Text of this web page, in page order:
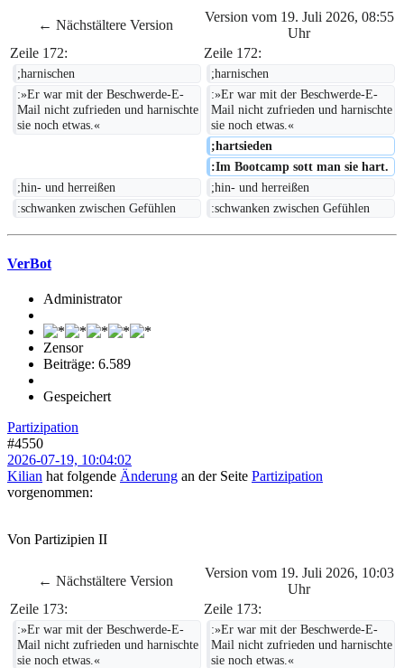
← Nächstältere Version
Version vom 19. Juli 2026, 08:55
Uhr
Zeile 172:
Zeile 172:
;harnischen
;harnischen
:»Er war mit der Beschwerde-E-
Mail nicht zufrieden und harnischte
sie noch etwas.«
:»Er war mit der Beschwerde-E-
Mail nicht zufrieden und harnischte
sie noch etwas.«
;hartsieden
:Im Bootcamp sott man sie hart.
;hin- und herreißen
;hin- und herreißen
:schwanken zwischen Gefühlen
:schwanken zwischen Gefühlen
VerBot
Administrator
Zensor
Beiträge: 6.589
Gespeichert
Partizipation
#4550
2026-07-19, 10:04:02
Kilian hat folgende Änderung an der Seite Partizipation
vorgenommen:
Von Partizipien II
← Nächstältere Version
Version vom 19. Juli 2026, 10:03
Uhr
Zeile 173:
Zeile 173:
:»Er war mit der Beschwerde-E-
Mail nicht zufrieden und harnischte
sie noch etwas.«
:»Er war mit der Beschwerde-E-
Mail nicht zufrieden und harnischte
sie noch etwas.«